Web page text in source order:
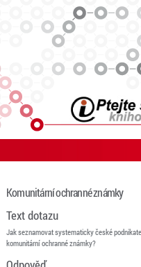
Komunitární ochranné známky
Text dotazu
Jak seznamovat systematicky české
komunitární ochranné známky?